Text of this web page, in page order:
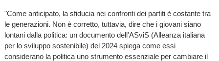
"Come anticipato, la sfiducia nei confronti dei partiti è costante tra
le generazioni. Non è corretto, tuttavia, dire che i giovani siano
lontani dalla politica: un documento dell'ASviS (Alleanza italiana
per lo sviluppo sostenibile) del 2024 spiega come essi
considerano la politica uno strumento essenziale per cambiare il